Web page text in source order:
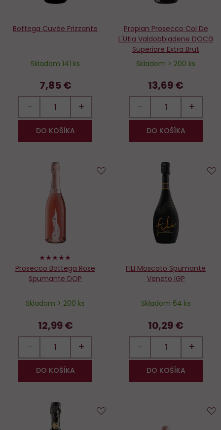
Bottega Cuvée Frizzante
Skladom 141 ks
7,85 €
− +
DO KOŠÍKA
Prapian Prosecco Col De
L'Utia Valdobbiadene DOCG
Superiore Extra Brut
Skladom > 200 ks
13,69 €
− +
DO KOŠÍKA
100%
Prosecco Bottega Rose
Spumante DOP
Skladom > 200 ks
12,99 €
− +
DO KOŠÍKA
FILI Moscato Spumante
Veneto IGP
Skladom 64 ks
10,29 €
− +
DO KOŠÍKA